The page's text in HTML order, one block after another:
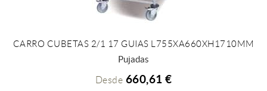
+ INFO
CARRO CUBETAS 2/1 17 GUIAS L755XA660XH1710MM
Pujadas
Desde 660,61 €